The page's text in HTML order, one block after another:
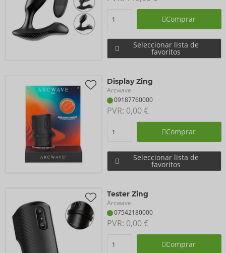
Comprar
Seleccionar lista de
favoritos
Display Zing
Arcwave
09187760000
PVR: 0,00 €
Comprar
Seleccionar lista de
favoritos
Tester Zing
Arcwave
07542180000
PVR: 0,00 €
Comprar